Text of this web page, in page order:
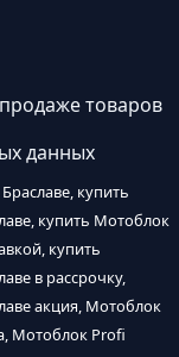
товаров
данных
купить
купить Мотоблок
купить
в рассрочку,
акция, Мотоблок
Мотоблок Profi